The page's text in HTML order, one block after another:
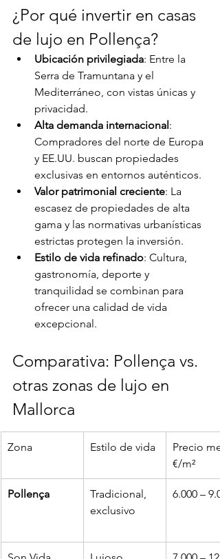
¿Por qué invertir en casas
de lujo en Pollença?
Ubicación privilegiada: Entre la
Serra de Tramuntana y el
Mediterráneo, con vistas únicas y
privacidad.
Alta demanda internacional:
Compradores del norte de Europa
y EE.UU. buscan propiedades
exclusivas en entornos auténticos.
Valor patrimonial creciente: La
escasez de propiedades de alta
gama y las normativas urbanísticas
estrictas protegen la inversión.
Estilo de vida refinado: Cultura,
gastronomía, deporte y
tranquilidad se combinan para
ofrecer una calidad de vida
excepcional.
Comparativa: Pollença vs.
otras zonas de lujo en
Mallorca
Zona Estilo de vida
Precio
€/m²
Pollença
Tradicional,
exclusivo
6.000 –